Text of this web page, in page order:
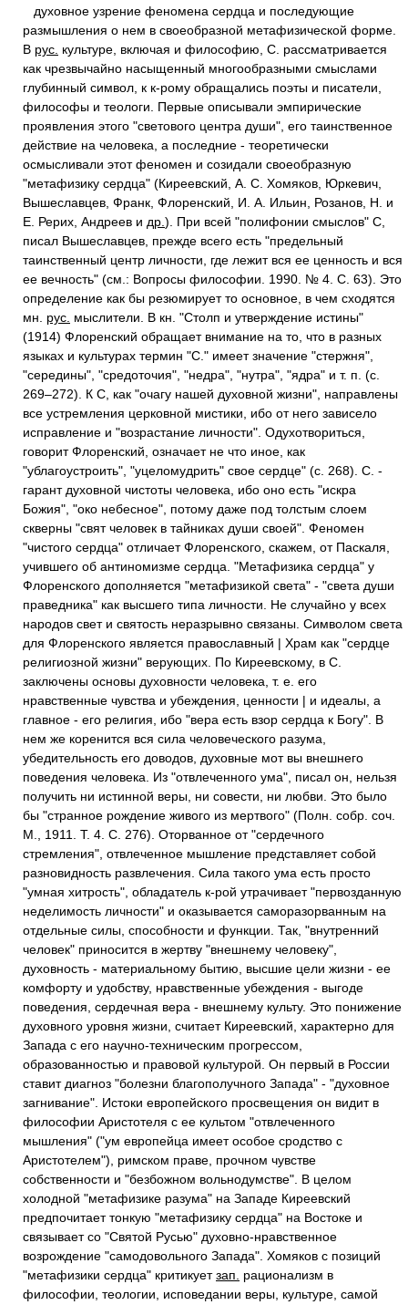
духовное узрение феномена сердца и последующие
размышления о нем в своеобразной метафизической форме.
В рус. культуре, включая и философию, С. рассматривается
как чрезвычайно насыщенный многообразными смыслами
глубинный символ, к к-рому обращались поэты и писатели,
философы и теологи. Первые описывали эмпирические
проявления этого "светового центра души", его таинственное
действие на человека, а последние - теоретически
осмысливали этот феномен и созидали своеобразную
"метафизику сердца" (Киреевский, А. С. Хомяков, Юркевич,
Вышеславцев, Франк, Флоренский, И. А. Ильин, Розанов, Н. и
Е. Рерих, Андреев и др. ). При всей "полифонии смыслов" С,
писал Вышеславцев, прежде всего есть "предельный
таинственный центр личности, где лежит вся ее ценность и вся
ее вечность" (см.: Вопросы философии. 1990. № 4. С. 63). Это
определение как бы резюмирует то основное, в чем сходятся
мн. рус. мыслители. В кн. "Столп и утверждение истины"
(1914) Флоренский обращает внимание на то, что в разных
языках и культурах термин "С." имеет значение "стержня",
"середины", "средоточия", "недра", "нутра", "ядра" и т. п. (с.
269–272). К С, как "очагу нашей духовной жизни", направлены
все устремления церковной мистики, ибо от него зависело
исправление и "возрастание личности". Одухотвориться,
говорит Флоренский, означает не что иное, как
"ублагоустроить", "уцеломудрить" свое сердце" (с. 268). С. -
гарант духовной чистоты человека, ибо оно есть "искра
Божия", "око небесное", потому даже под толстым слоем
скверны "свят человек в тайниках души своей". Феномен
"чистого сердца" отличает Флоренского, скажем, от Паскаля,
учившего об антиномизме сердца. "Метафизика сердца" у
Флоренского дополняется "метафизикой света" - "света души
праведника" как высшего типа личности. Не случайно у всех
народов свет и святость неразрывно связаны. Символом света
для Флоренского является православный | Храм как "сердце
религиозной жизни" верующих. По Киреевскому, в С.
заключены основы духовности человека, т. е. его
нравственные чувства и убеждения, ценности | и идеалы, а
главное - его религия, ибо "вера есть взор сердца к Богу". В
нем же коренится вся сила человеческого разума,
убедительность его доводов, духовные мот вы внешнего
поведения человека. Из "отвлеченного ума", писал он, нельзя
получить ни истинной веры, ни совести, ни любви. Это было
бы "странное рождение живого из мертвого" (Полн. собр. соч.
М., 1911. Т. 4. С. 276). Оторванное от "сердечного
стремления", отвлеченное мышление представляет собой
разновидность развлечения. Сила такого ума есть просто
"умная хитрость", обладатель к-рой утрачивает "первозданную
неделимость личности" и оказывается саморазорванным на
отдельные силы, способности и функции. Так, "внутренний
человек" приносится в жертву "внешнему человеку",
духовность - материальному бытию, высшие цели жизни - ее
комфорту и удобству, нравственные убеждения - выгоде
поведения, сердечная вера - внешнему культу. Это понижение
духовного уровня жизни, считает Киреевский, характерно для
Запада с его научно-техническим прогрессом,
образованностью и правовой культурой. Он первый в России
ставит диагноз "болезни благополучного Запада" - "духовное
загнивание". Истоки европейского просвещения он видит в
философии Аристотеля с ее культом "отвлеченного
мышления" ("ум европейца имеет особое сродство с
Аристотелем"), римском праве, прочном чувстве
собственности и "безбожном вольнодумстве". В целом
холодной "метафизике разума" на Западе Киреевский
предпочитает тонкую "метафизику сердца" на Востоке и
связывает со "Святой Русью" духовно-нравственное
возрождение "самодовольного Запада". Хомяков с позиций
"метафизики сердца" критикуетзап.
рационализм в
философии, теологии, исповедании веры, культуре, самой